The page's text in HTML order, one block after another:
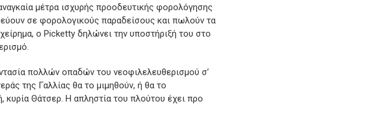
μέτρα ισχυρής προοδευτικής φορολόγησης
σε φορολογικούς παραδείσους και πωλούν τα
ο Picketty δηλώνει την υποστήριξή του στο
πολλών οπαδών του νεοφιλελευθερισμού σ’
της Γαλλίας θα το μιμηθούν, ή θα το
κυρία Θάτσερ. Η απληστία του πλούτου έχει προ